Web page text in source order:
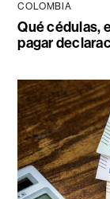
COLOMBIA
Qué cédulas,
pagar